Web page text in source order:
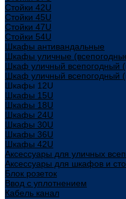
Стойки 42U
Стойки 45U
Стойки 47U
Стойки 54U
Шкафы антивандальные
Шкафы уличные
Шкаф уличный всепогодный
Шкаф уличный всепогодный
Шкафы 12U
Шкафы 15U
Шкафы 18U
Шкафы 24U
Шкафы 30U
Шкафы 36U
Шкафы 42U
Аксессуары для уличных
Аксессуары для шкафов и
Блок розеток
Ввод с уплотнением
Кабель канал